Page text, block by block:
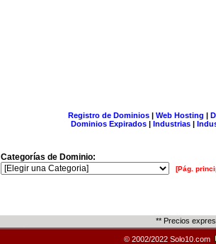
Registro de Dominios| Web Hosting |
Dominios Expirados | Industrias |
Categorías de Dominio:
[Pág.
** Precios
© 2002/2022 Solo10.com